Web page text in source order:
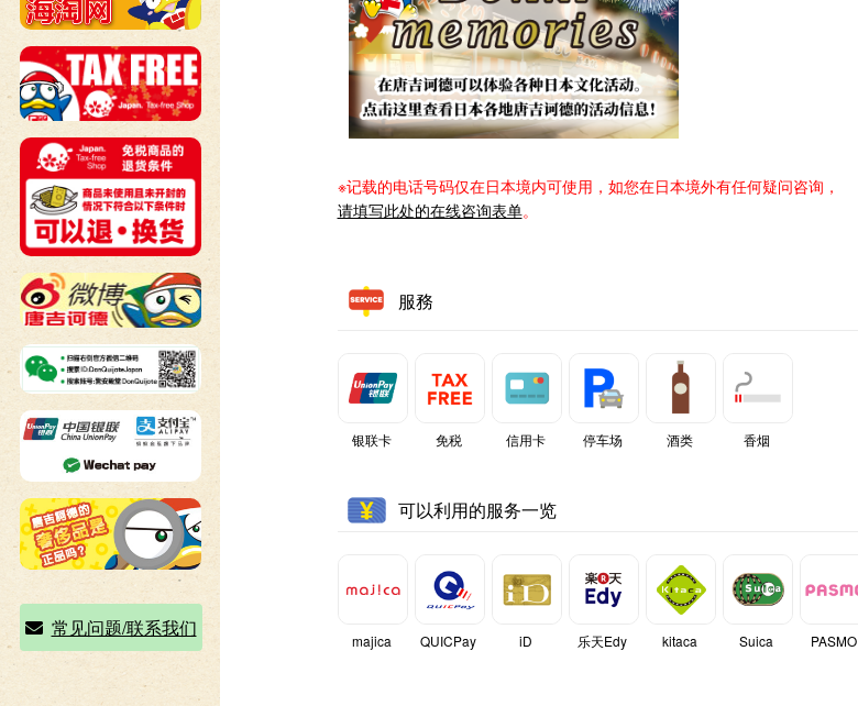
常见问题/联系我们
※记载的电话号码仅在日本境内可使用，如您在日本境外有任何疑问咨询，
请填写此处的在线咨询表单。
服務
银联卡 免税 信用卡 停车场 酒类 香烟
可以利用的服务一览
majica QUICPay iD 乐天Edy kitaca Suica PASMO